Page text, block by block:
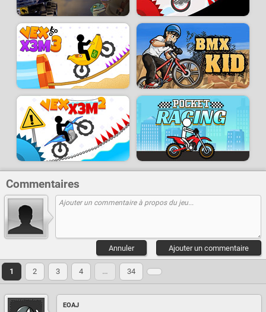
Commentaires
Ajouter un commentaire
Annuler
1 2 3 4 … 34
EOAJ